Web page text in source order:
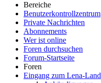
Bereiche
Benutzerkontrollzentrum
Private Nachrichten
Abonnements
Wer ist online
Foren durchsuchen
Forum-Startseite
Foren
Eingang zum Lena-Land